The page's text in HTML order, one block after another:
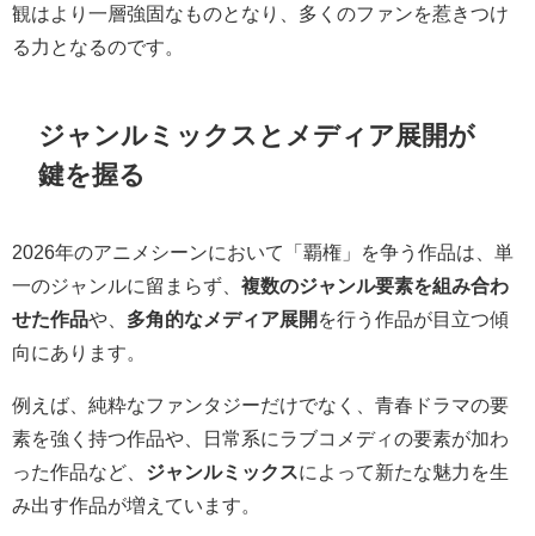
観はより一層強固なものとなり、多くのファンを惹きつけ
る力となるのです。
ジャンルミックスとメディア展開が
鍵を握る
2026年のアニメシーンにおいて「覇権」を争う作品は、単
一のジャンルに留まらず、 複数のジャンル要素を組み合わ
せた作品や、 多角的なメディア展開 を行う作品が目立つ傾
向にあります。
例えば、純粋なファンタジーだけでなく、青春ドラマの要
素を強く持つ作品や、日常系にラブコメディの要素が加わ
った作品など、 ジャンルミックスによって新たな魅力を生
み出す作品が増えています。